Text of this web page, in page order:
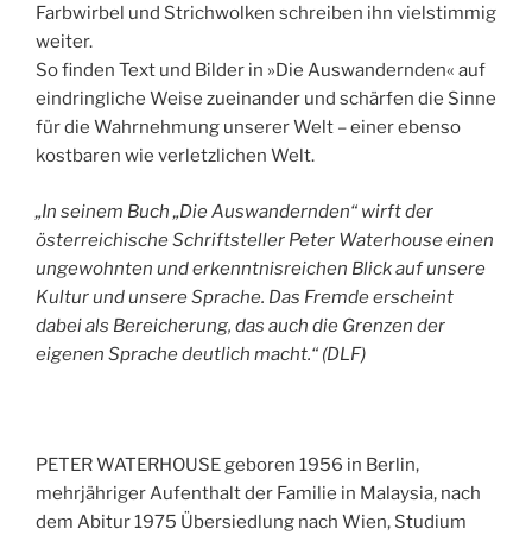
Farbwirbel und Strichwolken schreiben ihn vielstimmig
weiter.
So finden Text und Bilder in »Die Auswandernden« auf
eindringliche Weise zueinander und schärfen die Sinne
für die Wahrnehmung unserer Welt – einer ebenso
kostbaren wie verletzlichen Welt.
„In seinem Buch „Die Auswandernden“ wirft der
österreichische Schriftsteller Peter Waterhouse einen
ungewohnten und erkenntnisreichen Blick auf unsere
Kultur und unsere Sprache. Das Fremde erscheint
dabei als Bereicherung, das auch die Grenzen der
eigenen Sprache deutlich macht.“ (DLF)
PETER WATERHOUSE geboren 1956 in Berlin,
mehrjähriger Aufenthalt der Familie in Malaysia, nach
dem Abitur 1975 Übersiedlung nach Wien, Studium